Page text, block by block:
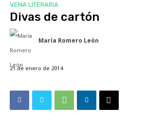
VENA LITERARIA
Divas de cartón
María Romero León
21 de enero de 2014